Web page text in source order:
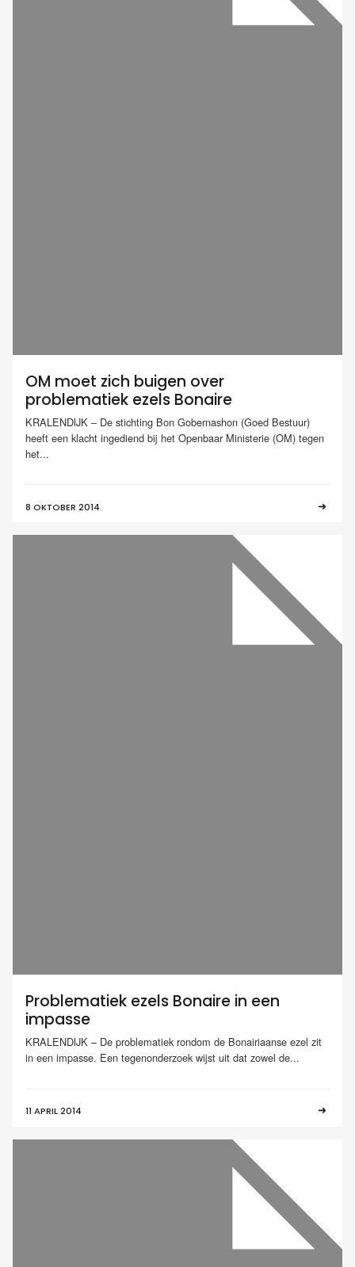
OM moet zich buigen over
problematiek ezels Bonaire
KRALENDIJK – De stichting Bon Gobernashon (Goed Bestuur)
heeft een klacht ingediend bij het Openbaar Ministerie (OM) tegen
het...
8 OKTOBER 2014
Problematiek ezels Bonaire in een
impasse
KRALENDIJK – De problematiek rondom de Bonairiaanse ezel zit
in een impasse. Een tegenonderzoek wijst uit dat zowel de...
11 APRIL 2014